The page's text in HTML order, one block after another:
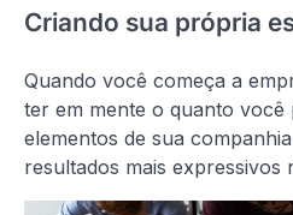
Criando sua própria
Quando você começa a
ter em mente o quanto você
elementos de sua
resultados mais expressivos